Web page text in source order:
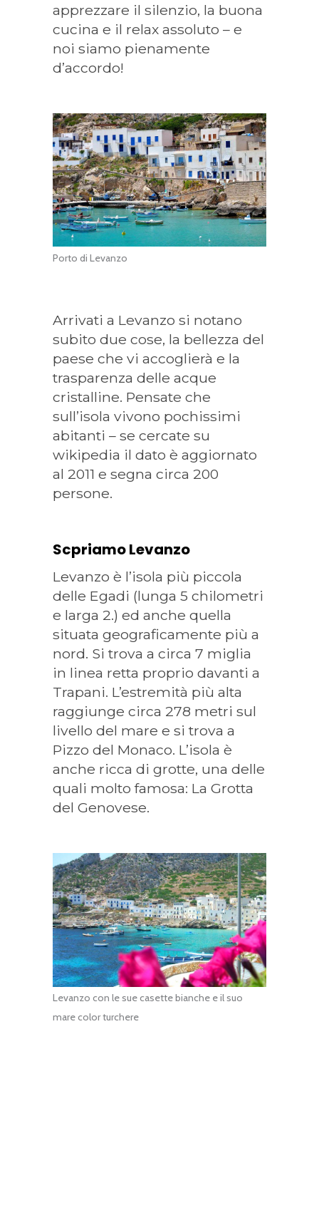
apprezzare il silenzio, la buona
cucina e il relax assoluto – e
noi siamo pienamente
d’accordo!
Porto di Levanzo
Arrivati a Levanzo si notano
subito due cose, la bellezza del
paese che vi accoglierà e la
trasparenza delle acque
cristalline. Pensate che
sull’isola vivono pochissimi
abitanti – se cercate su
wikipedia il dato è aggiornato
al 2011 e segna circa 200
persone.
Scpriamo Levanzo
Levanzo è l’isola più piccola
delle Egadi (lunga 5 chilometri
e larga 2.) ed anche quella
situata geograficamente più a
nord. Si trova a circa 7 miglia
in linea retta proprio davanti a
Trapani. L’estremità più alta
raggiunge circa 278 metri sul
livello del mare e si trova a
Pizzo del Monaco. L’isola è
anche ricca di grotte, una delle
quali molto famosa: La Grotta
del Genovese.
Levanzo con le sue casette bianche e il suo
mare color turchere